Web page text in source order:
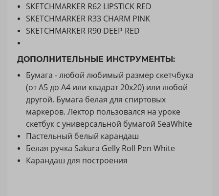
SKETCHMARKER R62 LIPSTICK RED
SKETCHMARKER R33 CHARM PINK
SKETCHMARKER R90 DEEP RED
ДОПОЛНИТЕЛЬНЫЕ ИНСТРУМЕНТЫ:
Бумага - любой любимый размер скетчбука
(от А5 до А4 или квадрат 20х20) или любой
другой. Бумага белая для спиртовых
маркеров. Лектор пользовался на уроке
скетбук с универсальной бумагой SeaWhite
Пастельный белый карандаш
Белая ручка Sakura Gelly Roll Pen White
Карандаш для построения